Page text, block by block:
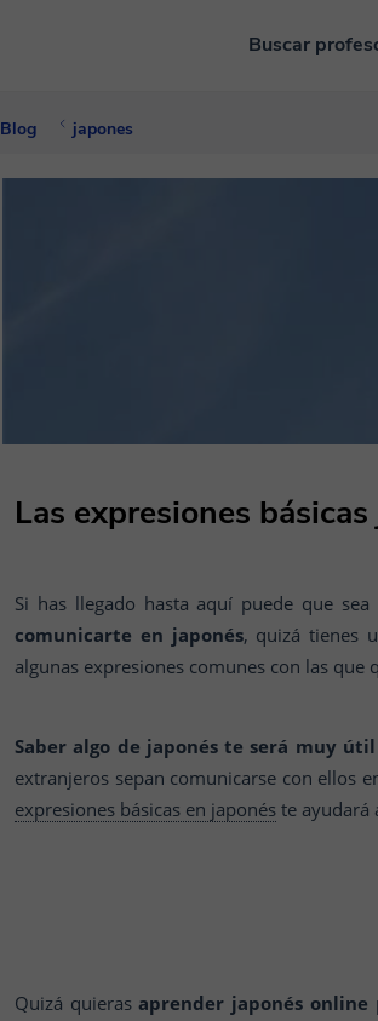
Buscar
Blog japones
Las expresiones
Si has llegado hasta aquí puede que sea
comunicarte en japonés, quizá tienes
algunas expresiones comunes con las que
Saber algo de japonés te será muy útil
extranjeros sepan comunicarse con ellos
expresiones básicas en japonés te ayudará
Quizá quierasaprender japonés online